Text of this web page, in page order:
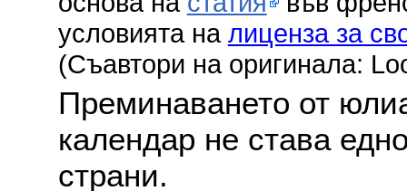
условията на лиценза за
(Съавтори на оригинала:
Преминаването от
календар не става
страни.